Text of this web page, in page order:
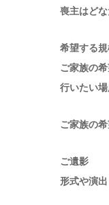
喪主はどな
希望する
ご家族の
行いたい
ご家族の
ご遺影
形式や演出